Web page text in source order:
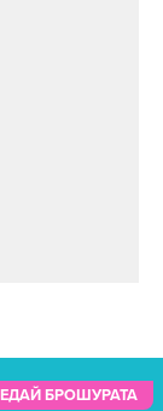
БРОШУРАТА